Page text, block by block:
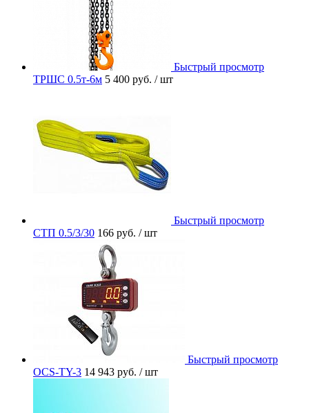
Быстрый просмотр
ТРШС 0.5т-6м 5 400 руб. / шт
Быстрый просмотр
СТП 0.5/3/30 166 руб. / шт
Быстрый просмотр
OCS-TY-3 14 943 руб. / шт